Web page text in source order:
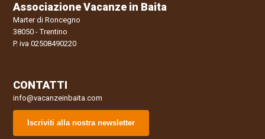
Associazione Vacanze in Baita
Marter di Roncegno
38050 - Trentino
P. iva 02508490220
CONTATTI
info@vacanzeinbaita.com
Iscriviti alla nostra newsletter